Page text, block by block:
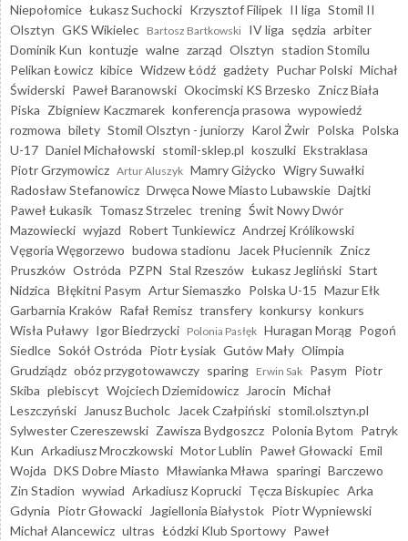
Niepołomice Łukasz Suchocki Krzysztof Filipek II liga Stomil II
Olsztyn GKS Wikielec Bartosz Bartkowski IV liga sędzia arbiter
Dominik Kun kontuzje walne zarząd Olsztyn stadion Stomilu
Pelikan Łowicz kibice Widzew Łódź gadżety Puchar Polski Michał
Świderski Paweł Baranowski Okocimski KS Brzesko Znicz Biała
Piska Zbigniew Kaczmarek konferencja prasowa wypowiedź
rozmowa bilety Stomil Olsztyn - juniorzy Karol Żwir Polska Polska
U-17 Daniel Michałowski stomil-sklep.pl koszulki Ekstraklasa
Piotr Grzymowicz Artur Aluszyk Mamry Giżycko Wigry Suwałki
Radosław Stefanowicz Drwęca Nowe Miasto Lubawskie Dajtki
Paweł Łukasik Tomasz Strzelec trening Świt Nowy Dwór
Mazowiecki wyjazd Robert Tunkiewicz Andrzej Królikowski
Vęgoria Węgorzewo budowa stadionu Jacek Płuciennik Znicz
Pruszków Ostróda PZPN Stal Rzeszów Łukasz Jegliński Start
Nidzica Błękitni Pasym Artur Siemaszko Polska U-15 Mazur Ełk
Garbarnia Kraków Rafał Remisz transfery konkursy konkurs
Wisła Puławy Igor Biedrzycki Polonia Pasłęk Huragan Morąg Pogoń
Siedlce Sokół Ostróda Piotr Łysiak Gutów Mały Olimpia
Grudziądz obóz przygotowawczy sparing Erwin Sak Pasym Piotr
Skiba plebiscyt Wojciech Dziemidowicz Jarocin Michał
Leszczyński
Janusz Bucholc Jacek Czałpiński stomil.olsztyn.pl
Sylwester Czereszewski Zawisza Bydgoszcz Polonia Bytom Patryk
Kun Arkadiusz Mroczkowski Motor Lublin Paweł Głowacki Emil
Wojda DKS Dobre Miasto Mławianka Mława sparingi Barczewo
Zin Stadion wywiad Arkadiusz Koprucki Tęcza Biskupiec Arka
Gdynia Piotr Głowacki Jagiellonia Białystok Piotr Wypniewski
Michał Alancewicz ultras Łódzki Klub Sportowy Paweł